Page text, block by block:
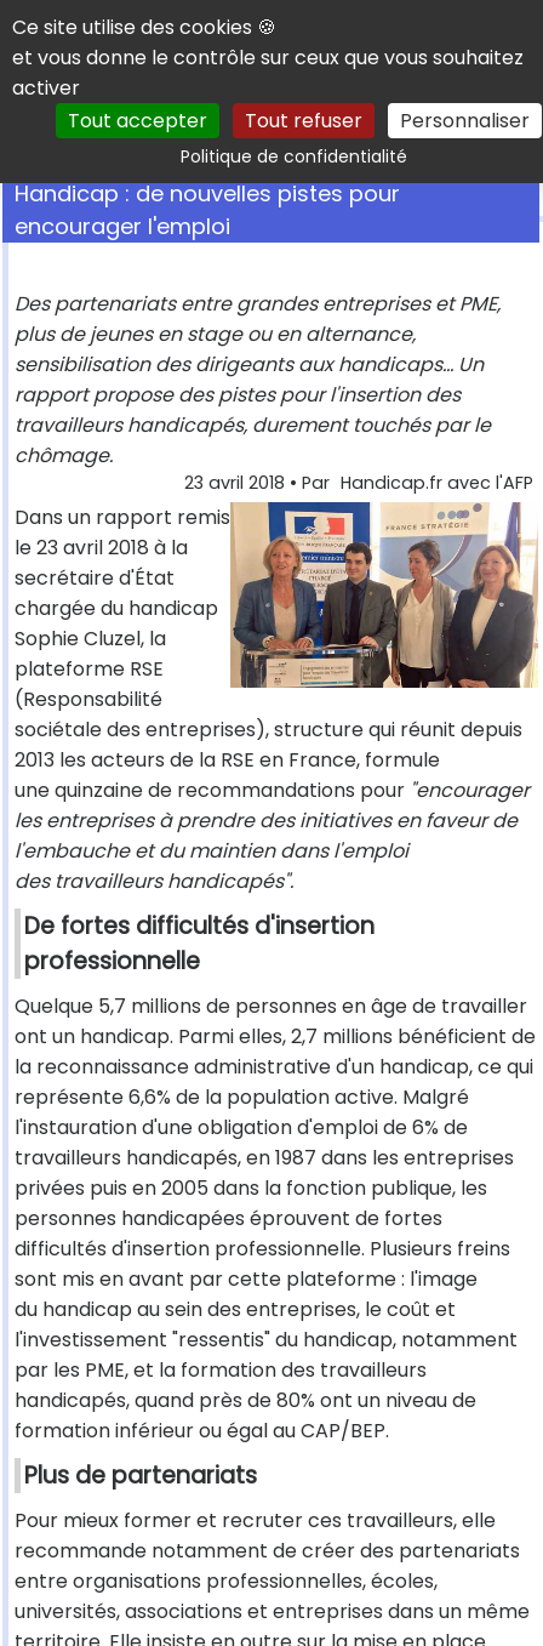
Panneau de gestion des cookies
Ce site utilise des cookies 🍪
et vous donne le contrôle sur ceux que vous souhaitez
activer
Tout accepter
Tout refuser Personnaliser
Politique de confidentialitéRechercher
Handicap : de nouvelles pistes pour
encourager l'emploi
Des partenariats entre grandes entreprises et PME,
plus de jeunes en stage ou en alternance,
sensibilisation des dirigeants aux handicaps... Un
rapport propose des pistes pour l'insertion des
travailleurs handicapés, durement touchés par le
chômage.
23 avril 2018 • Par Handicap.fr avec l'AFP
Dans un rapport remis
le 23 avril 2018 à la
secrétaire d'État
chargée du handicap
Sophie Cluzel, la
plateforme RSE
(Responsabilité
sociétale des entreprises), structure qui réunit depuis
2013 les acteurs de la RSE en France, formule
une quinzaine de recommandations pour "encourager
les entreprises à prendre des initiatives en faveur de
l'embauche et du maintien dans l'emploi
des travailleurs handicapés".
De fortes difficultés d'insertion
professionnelle
Quelque 5,7 millions de personnes en âge de travailler
ont un handicap. Parmi elles, 2,7 millions bénéficient de
la reconnaissance administrative d'un handicap, ce qui
représente 6,6% de la population active. Malgré
l'instauration d'une obligation d'emploi de 6% de
travailleurs handicapés, en 1987 dans les entreprises
privées puis en 2005 dans la fonction publique, les
personnes handicapées éprouvent de fortes
difficultés d'insertion professionnelle. Plusieurs freins
sont mis en avant par cette plateforme : l'image
du handicap au sein des entreprises, le coût et
l'investissement "ressentis" du handicap, notamment
par les PME, et la formation des travailleurs
handicapés, quand près de 80% ont un niveau de
formation inférieur ou égal au CAP/BEP.
Plus de partenariats
Pour mieux former et recruter ces travailleurs, elle
recommande notamment de créer des partenariats
entre organisations professionnelles, écoles,
universités, associations et entreprises dans un même